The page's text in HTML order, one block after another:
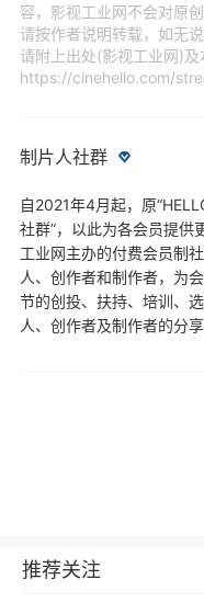
容，影视工业网不会对原
请按作者说明转载，如无
请附上出处(影视工业网)
https://cinehello.com/
制片人社群
自2021年4月起，原
社群”，以此为各会员提供
工业网主办的付费会员制
人、创作者和制作者，为
节的创投、扶持、培训、
人、创作者及制作者的分
推荐关注